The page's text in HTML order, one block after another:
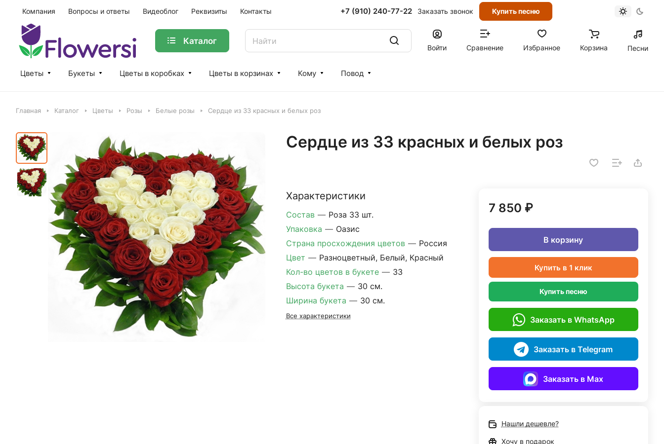
Компания Вопросы и ответы Видеоблог Реквизиты Контакты +7 (910) 240-77-22 Заказать звонок Купить песню
Каталог
Войти Сравнение Избранное Корзина Песни
Цветы Букеты Цветы в коробках Цветы в корзинах Кому Повод
Главная Каталог Цветы Розы Белые розы Сердце из 33 красных и белых роз
Сердце из 33 красных и белых роз
Характеристики
Состав — Роза 33 шт.
Упаковка — Оазис
Страна просхождения цветов — Россия
Цвет — Разноцветный, Белый, Красный
Кол-во цветов в букете — 33
Высота букета — 30 см.
Ширина букета — 30 см.
Все характеристики
7 850 ₽
В корзину
Купить в 1 клик
Купить песню
Заказать в WhatsApp
Заказать в Telegram
Заказать в Max
Нашли дешевле?
Хочу в подарок